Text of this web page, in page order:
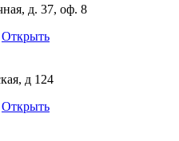
д. 37, оф. 8
Открыть
д 124
Открыть